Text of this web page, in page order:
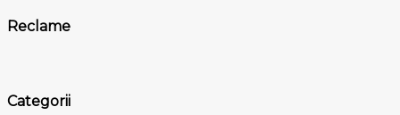
Reclame
Categorii